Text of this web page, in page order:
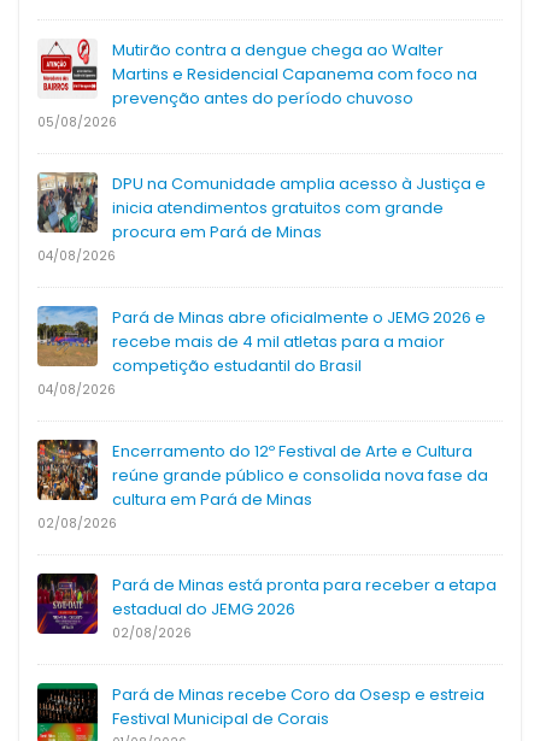
Mutirão contra a dengue chega ao Walter
Martins e Residencial Capanema com foco na
prevenção antes do período chuvoso
05/08/2026
DPU na Comunidade amplia acesso à Justiça e
inicia atendimentos gratuitos com grande
procura em Pará de Minas
04/08/2026
Pará de Minas abre oficialmente o JEMG 2026 e
recebe mais de 4 mil atletas para a maior
competição estudantil do Brasil
04/08/2026
Encerramento do 12º Festival de Arte e Cultura
reúne grande público e consolida nova fase da
cultura em Pará de Minas
02/08/2026
Pará de Minas está pronta para receber a etapa
estadual do JEMG 2026
02/08/2026
Pará de Minas recebe Coro da Osesp e estreia
Festival Municipal de Corais